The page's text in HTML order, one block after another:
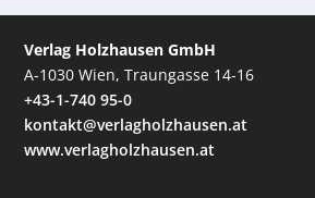
Verlag Holzhausen GmbH
A-1030 Wien, Traungasse 14-16
+43-1-740 95-0
kontakt@verlagholzhausen.at
www.verlagholzhausen.at